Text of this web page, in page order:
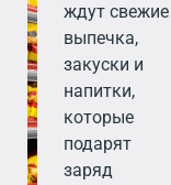
ждут свежие
выпечка,
закуски и
напитки,
которые
подарят
заряд